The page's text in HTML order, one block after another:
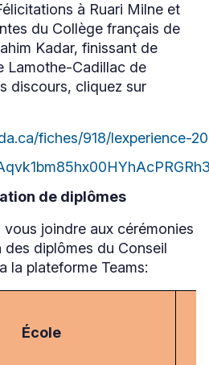
à Ruari Milne et
du Collège français de
Kadar, finissant de
Lamothe-Cadillac de
discours, cliquez sur
fiches/918/lexperience-
de diplômes
joindre aux cérémonies
diplômes du Conseil
la plateforme Teams:
École